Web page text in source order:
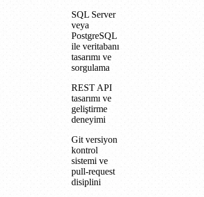
SQL Server
veya
PostgreSQL
ile veritabanı
tasarımı ve
sorgulama
REST API
tasarımı ve
geliştirme
deneyimi
Git versiyon
kontrol
sistemi ve
pull-request
disiplini